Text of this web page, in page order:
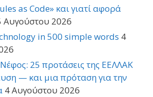
as Code» και γιατί αφορά
Αυγούστου 2026
in 500 simple words 4
25 προτάσεις της ΕΕΛΛΑΚ
— και μια πρόταση για την
4 Αυγούστου 2026